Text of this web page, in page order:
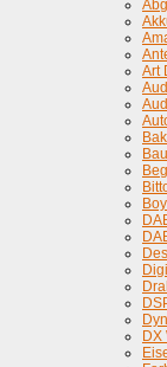
Art
DX